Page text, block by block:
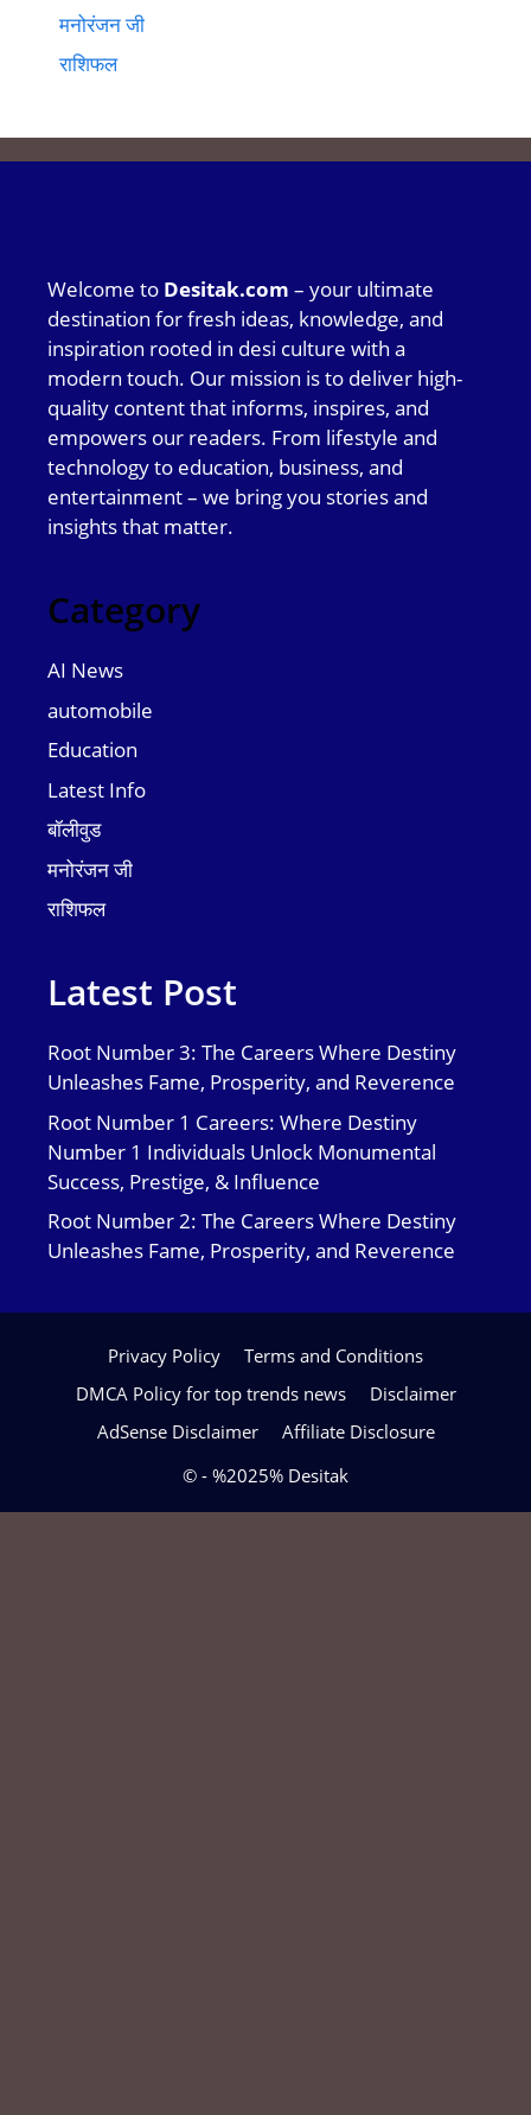
मनोरंजन जी
राशिफल
Welcome to Desitak.com – your ultimate
destination for fresh ideas, knowledge, and
inspiration rooted in desi culture with a
modern touch. Our mission is to deliver high-
quality content that informs, inspires, and
empowers our readers. From lifestyle and
technology to education, business, and
entertainment – we bring you stories and
insights that matter.
Category
AI News
automobile
Education
Latest Info
बॉलीवुड
मनोरंजन जी
राशिफल
Latest Post
Root Number 3: The Careers Where Destiny
Unleashes Fame, Prosperity, and Reverence
Root Number 1 Careers: Where Destiny
Number 1 Individuals Unlock Monumental
Success, Prestige, & Influence
Root Number 2: The Careers Where Destiny
Unleashes Fame, Prosperity, and Reverence
Privacy Policy
Terms and Conditions
DMCA Policy for top trends news
Disclaimer
AdSense Disclaimer
Affiliate Disclosure
© - %2025% Desitak